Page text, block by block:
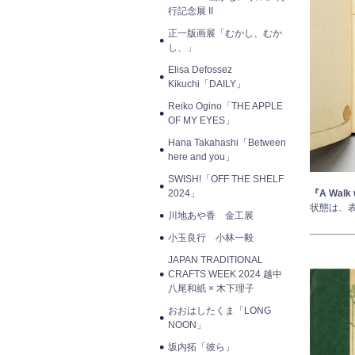
行記念展 II
正一版画展「むかし、むか
し、」
Elisa Defossez
Kikuchi「DAILY」
Reiko Ogino「THE APPLE
OF MY EYES」
Hana Takahashi「Between
here and you」
SWISH!「OFF THE SHELF
2024」
川地あや香 金工展
小玉良行 小林一毅
JAPAN TRADITIONAL
CRAFTS WEEK 2024 越中
八尾和紙 × 木下理子
おおはしたくま「LONG
NOON」
坂内拓「彼ら」
『A
状態は、